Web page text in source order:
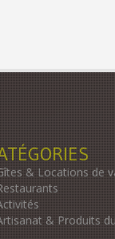
& Locations de
& Produits